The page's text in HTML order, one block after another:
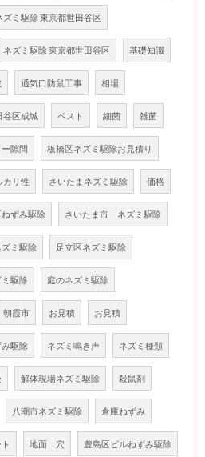
ズミ駆除 東京都世田谷区
ネズミ駆除 東京都世田谷区 基礎知識
通気口防鼠工事 相場
谷区成城 ペスト 細菌 雑菌
隙間 板橋区ネズミ駆除お見積り
カリ性 さいたまネズミ駆除 価格
ずみ駆除 さいたま市 ネズミ駆除
ミ駆除 足立区ネズミ駆除
駆除 庭のネズミ駆除
朝霞市 お見積 お見積
駆除 ネズミ鳴き声 ネズミ種類
解体現場ネズミ駆除 殺鼠剤
八潮市ネズミ駆除 倉庫ねずみ
地面 穴 豊島区ビルねずみ駆除